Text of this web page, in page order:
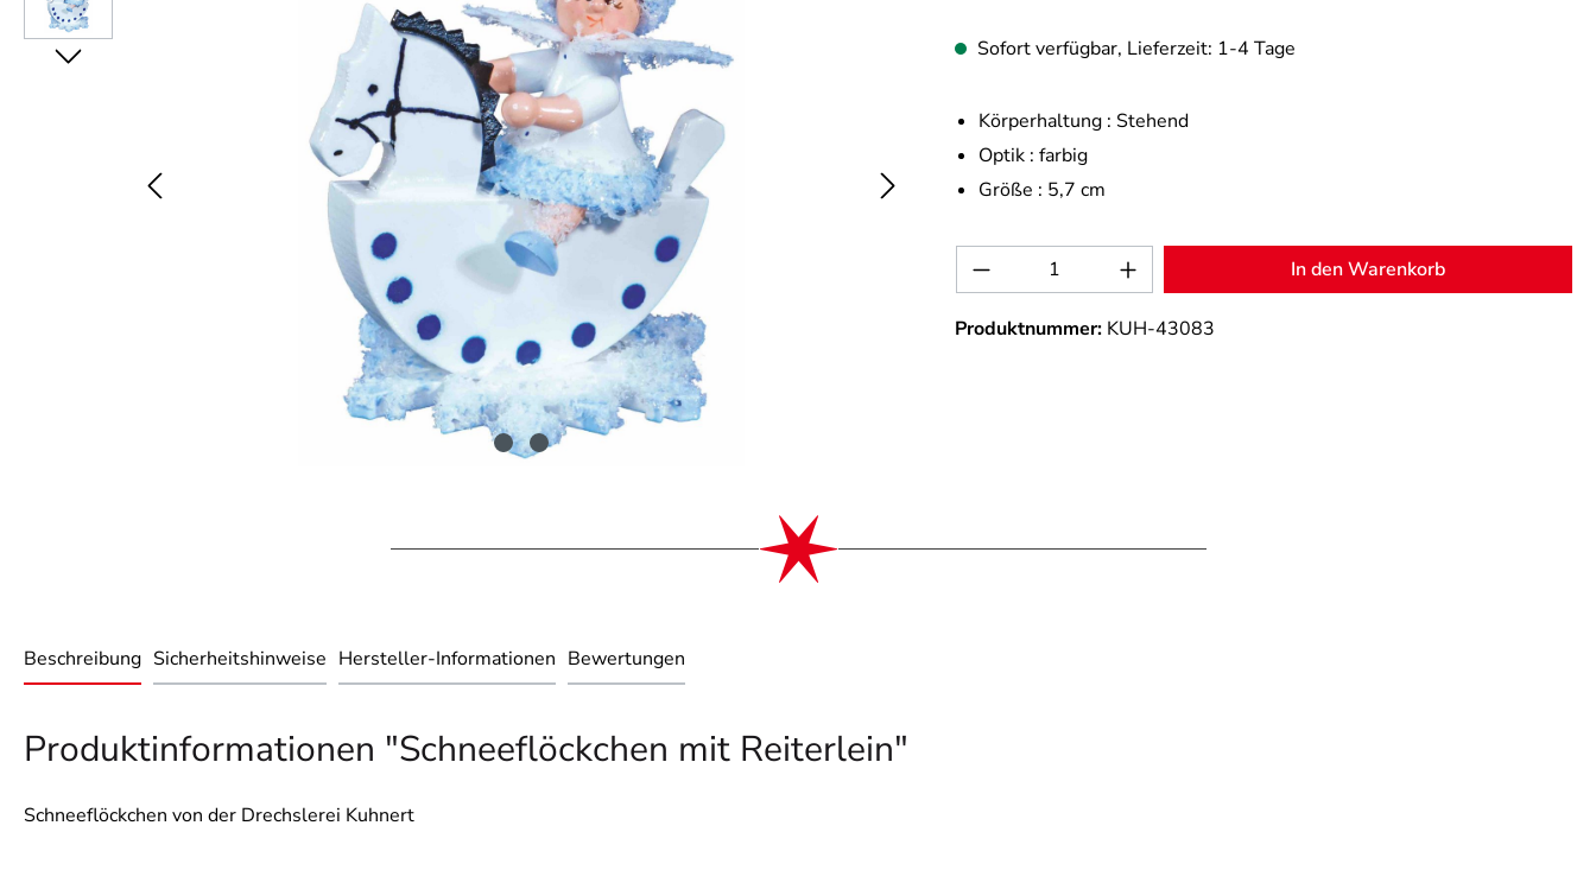
Sofort verfügbar, Lieferzeit: 1-4 Tage
Körperhaltung : Stehend
Optik : farbig
Größe : 5,7 cm
Produkt Anzahl: Gib den gewünschten Wert ein
In den Warenkorb
Produktnummer: KUH-43083
Beschreibung Sicherheitshinweise Hersteller-Informationen Bewertungen
Produktinformationen "Schneeflöckchen mit Reiterlein"
Schneeflöckchen von der Drechslerei Kuhnert